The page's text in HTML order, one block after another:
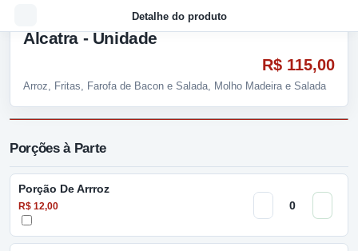
Detalhe do produto
Alcatra - Unidade
Arroz, Fritas, Farofa de Bacon e Salada, Molho Madeira e Salada
R$ 115,00
Porções à Parte
Porção De Arrroz
R$ 12,00